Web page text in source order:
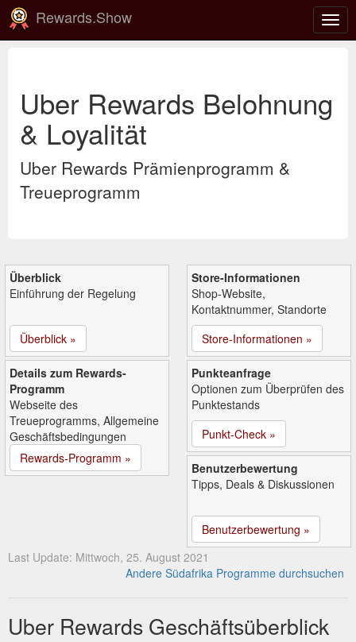
ein-/
Rewards.Show
Uber Rewards Belohnung
& Loyalität
Uber Rewards Prämienprogramm &
Treueprogramm
Überblick
Einführung der Regelung
Überblick »
Store-Informationen
Shop-Website,
Kontaktnummer, Standorte
Store-Informationen »
Details zum Rewards-
Programm
Webseite des
Treueprogramms, Allgemeine
Geschäftsbedingungen
Rewards-Programm »
Punkteanfrage
Optionen zum Überprüfen des
Punktestands
Punkt-Check »
Benutzerbewertung
Tipps, Deals & Diskussionen
Benutzerbewertung »
Last Update: Mittwoch, 25. August 2021
Andere Südafrika Programme durchsuchen
Uber Rewards Geschäftsüberblick